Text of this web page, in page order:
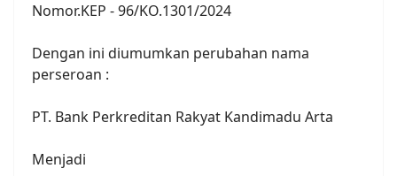
Nomor.KEP - 96/KO.1301/2024
Dengan ini diumumkan perubahan nama
perseroan :
PT. Bank Perkreditan Rakyat Kandimadu Arta
Menjadi